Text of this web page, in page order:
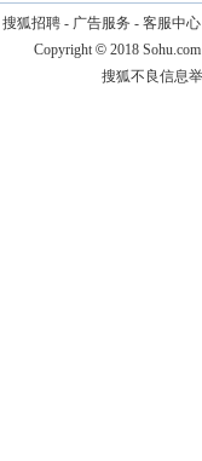
搜狐招聘- 广告服务 - 客服中心
Copyright © 2018
搜狐不良信息